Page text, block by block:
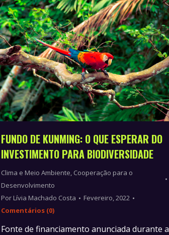
FUNDO DE KUNMING: O QUE ESPERAR DO
INVESTIMENTO PARA BIODIVERSIDADE
Clima e Meio Ambiente, Cooperação para o
Desenvolvimento
Por Lívia Machado Costa
Fevereiro, 2022
Comentários (0)
Fonte de financiamento anunciada durante a